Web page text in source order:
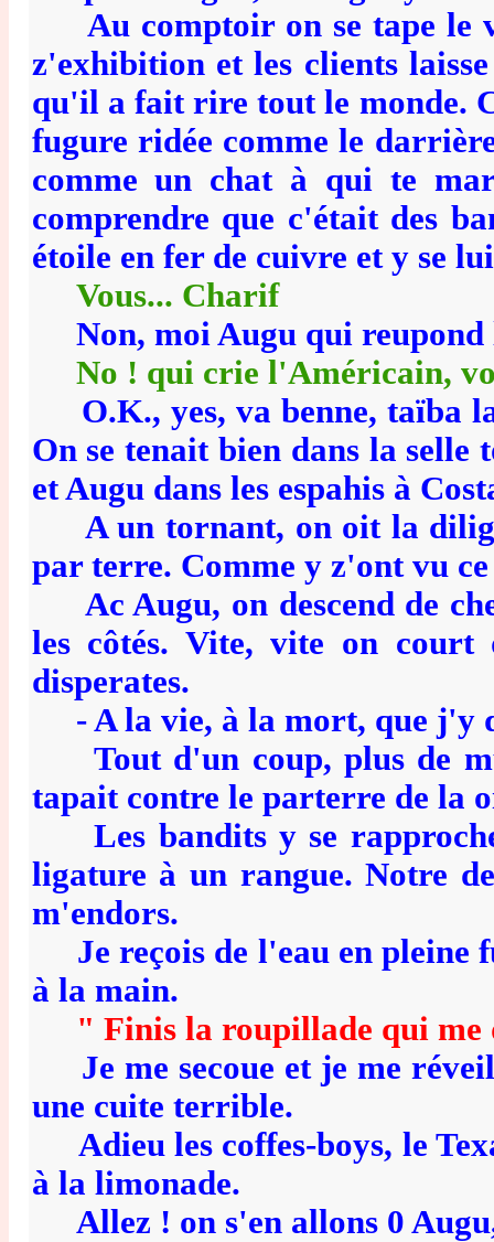
Au comptoir on se tape le
z'exhibition et les clients
qu'il a fait rire tout le monde.
fugure ridée comme le
comme un chat à qui te
comprendre que c'était des
étoile en fer de cuivre et y se
Vous... Charif
Non, moi Augu qui reupond
No ! qui crie l'Américain,
O.K., yes, va benne, taïba la
On se tenait bien dans la selle
et Augu dans les espahis à
A un tornant, on oit la
par terre. Comme y z'ont vu
Ac Augu, on descend de
les côtés. Vite, vite on court
disperates.
- A la vie, à la mort, que j'y
Tout d'un coup, plus de
tapait contre le parterre de la
Les bandits y se
ligature à un rangue. Notre
m'endors.
Je reçois de l'eau en pleine
à la main.
" Finis la roupillade qui me
Je me secoue et je me
une cuite terrible.
Adieu les coffes-boys, le
à la limonade.
Allez ! on s'en allons 0